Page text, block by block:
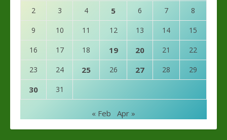
2 3 4 5 6 7 8
9 10 11 12 13 14 15
16 17 18 19 20 21 22
23 24 25 26 27 28 29
30 31
« Feb Apr »